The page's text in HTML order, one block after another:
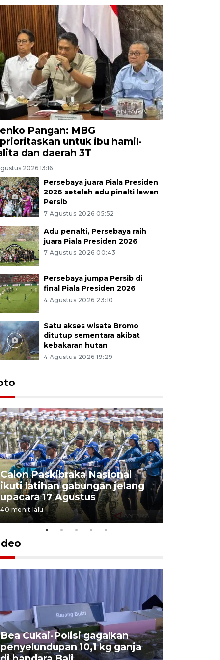
Pangan: MBG
untuk ibu hamil-
dan daerah 3T
2026 13:16
Persebaya juara Piala Presiden
2026 setelah adu pinalti lawan
Persib
7 Agustus 2026 05:52
Adu penalti, Persebaya raih
juara Piala Presiden 2026
7 Agustus 2026 00:43
Persebaya jumpa Persib di
final Piala Presiden 2026
4 Agustus 2026 23:10
Satu akses wisata Bromo
ditutup sementara akibat
kebakaran hutan
4 Agustus 2026 19:29
Calon Paskibraka Nasional
ikuti latihan gabungan jelang
upacara 17 Agustus
40 menit lalu
Bea Cukai-Polisi gagalkan
penyelundupan 10,1 kg ganja